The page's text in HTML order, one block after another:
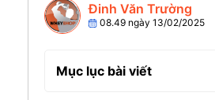
Đinh Văn Trường
08.49 ngày 13/02/2025
Mục lục bài viết